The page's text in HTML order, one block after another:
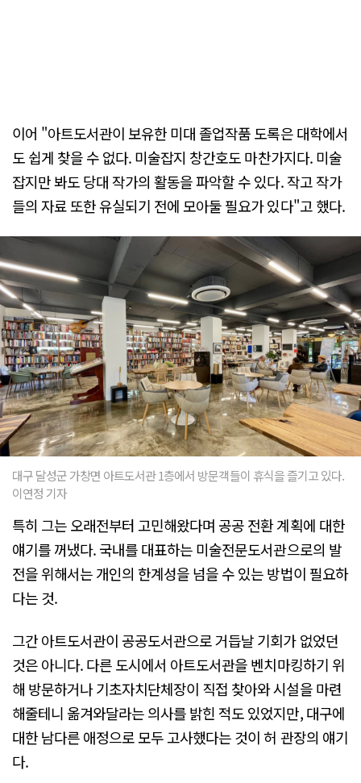
이어 "아트도서관이 보유한 미대 졸업작품 도록은 대학에서
도 쉽게 찾을 수 없다. 미술잡지 창간호도 마찬가지다. 미술
잡지만 봐도 당대 작가의 활동을 파악할 수 있다. 작고 작가
들의 자료 또한 유실되기 전에 모아둘 필요가 있다"고 했다.
대구 달성군 가창면 아트도서관 1층에서 방문객들이 휴식을 즐기고 있다.
이연정 기자
특히 그는 오래전부터 고민해왔다며 공공 전환 계획에 대한
얘기를 꺼냈다. 국내를 대표하는 미술전문도서관으로의 발
전을 위해서는 개인의 한계성을 넘을 수 있는 방법이 필요하
다는 것.
그간 아트도서관이 공공도서관으로 거듭날 기회가 없었던
것은 아니다. 다른 도시에서 아트도서관을 벤치마킹하기 위
해 방문하거나 기초자치단체장이 직접 찾아와 시설을 마련
해줄테니 옮겨와달라는 의사를 밝힌 적도 있었지만, 대구에
대한 남다른 애정으로 모두 고사했다는 것이 허 관장의 얘기
다.